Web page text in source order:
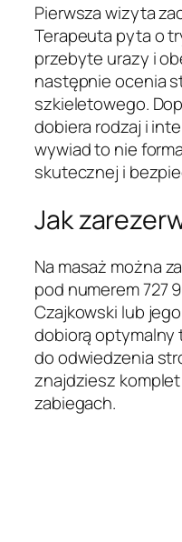
Pierwsza wizyta
Terapeuta pyta o
przebyte urazy i
następnie ocenia
szkieletowego.
dobiera rodzaj i
wywiad to nie
skutecznej i
Jak
Na masaż można
pod numerem 727
Czajkowski lub
dobiorą optymalny
do odwiedzenia
znajdziesz
zabiegach.